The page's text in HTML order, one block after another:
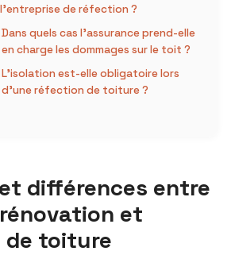
l’entreprise de réfection ?
Dans quels cas l’assurance prend-elle
en charge les dommages sur le toit ?
L’isolation est-elle obligatoire lors
d’une réfection de toiture ?
différences entre
et
de toiture